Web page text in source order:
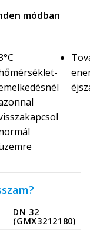
módban
DN 32
(GMX3212180)